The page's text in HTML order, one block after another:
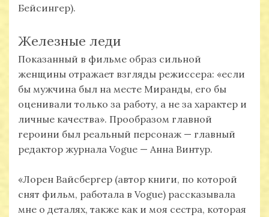
Бейсингер).
Железные леди
Показанный в фильме образ сильной
женщины отражает взгляды режиссера: «если
бы мужчина был на месте Миранды, его бы
оценивали только за работу, а не за характер и
личные качества». Прообразом главной
героини был реальный персонаж — главный
редактор журнала Vogue — Анна Винтур.
«Лорен Вайсбергер (автор книги, по которой
снят фильм, работала в Vogue) рассказывала
мне о деталях, также как и моя сестра, которая